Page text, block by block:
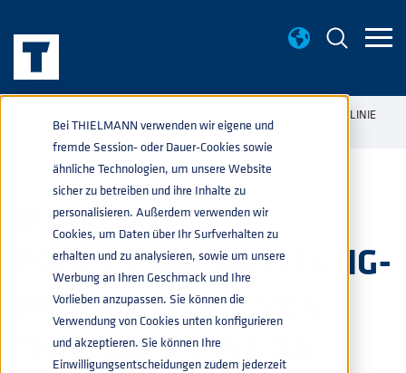
Bei THIELMANN verwenden wir eigene und
fremde Session- oder Dauer-Cookies sowie
ähnliche Technologien, um unsere Website
sicher zu betreiben und ihre Inhalte zu
personalisieren. Außerdem verwenden wir
Cookies, um Daten über Ihr Surfverhalten zu
erhalten und zu analysieren, sowie um unsere
Werbung an Ihren Geschmack und Ihre
Vorlieben anzupassen. Sie können die
Verwendung von Cookies unten konfigurieren
und akzeptieren. Sie können Ihre
Einwilligungsentscheidungen zudem jederzeit
DIE NEUE PROZESSAUSRÜSTUNG-PRODUKTLINIE
VON THIELMANN IST DA
DIE NEUE
PROZESSAUSRÜSTUNG-
PRODUKTLINIE VON
THIELMANN IST DA